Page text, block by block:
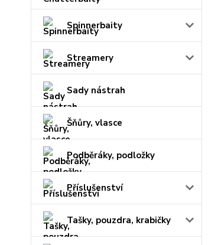
Spinnerbaity
Streamery
Sady nástrah
Šňůry, vlasce
Podběráky, podložky
Příslušenství
Tašky, pouzdra, krabičky